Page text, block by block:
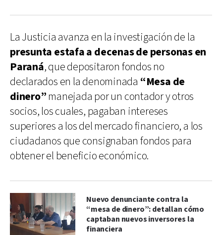
La Justicia avanza en la investigación de la
presunta estafa a decenas de personas en
Paraná, que depositaron fondos no
declarados en la denominada “Mesa de
dinero”manejada por un contador y otros
socios, los cuales, pagaban intereses
superiores a los del mercado financiero, a los
ciudadanos que consignaban fondos para
obtener el beneficio económico.
Nuevo denunciante contra la
“mesa de dinero”: detallan cómo
captaban nuevos inversores la
financiera